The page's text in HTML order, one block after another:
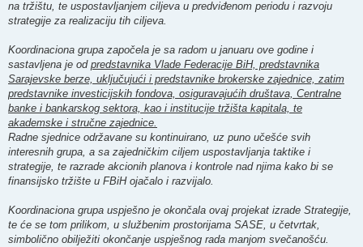
na tržištu, te uspostavljanjem ciljeva u predviđenom periodu i razvoju
strategije za realizaciju tih ciljeva.
Koordinaciona grupa započela je sa radom u januaru ove godine i
sastavljena je od predstavnika Vlade Federacije BiH, predstavnika
Sarajevske berze, uključujući i predstavnike brokerske zajednice, zatim
predstavnike investicijskih fondova, osiguravajućih društava, Centralne
banke i bankarskog sektora, kao i institucije tržišta kapitala, te
akademske i stručne zajednice.
Radne sjednice održavane su kontinuirano, uz puno učešće svih
interesnih grupa, a sa zajedničkim ciljem uspostavljanja taktike i
strategije, te razrade akcionih planova i kontrole nad njima kako bi se
finansijsko tržište u FBiH ojačalo i razvijalo.
Koordinaciona grupa uspješno je okončala ovaj projekat izrade Strategije,
te će se tom prilikom, u službenim prostorijama SASE, u četvrtak,
simbolično obilježiti okončanje uspješnog rada manjom svečanošću.